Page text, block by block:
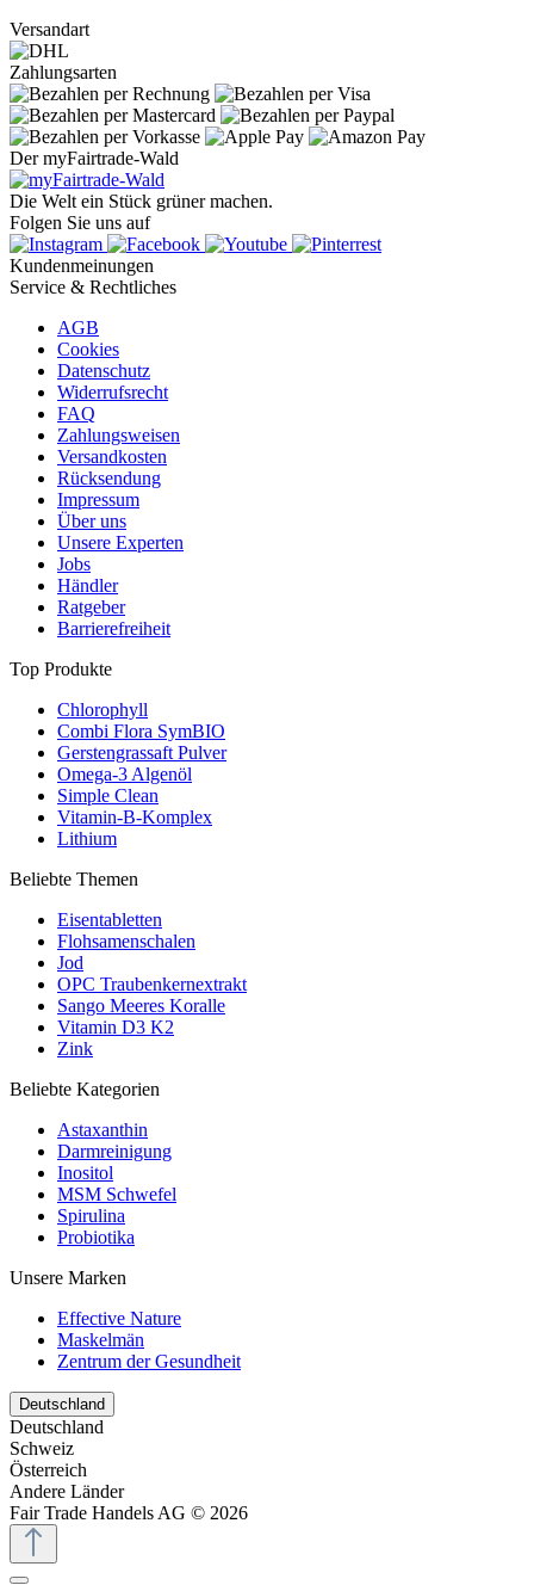
Versandart
Zahlungsarten
Der myFairtrade-Wald
Die Welt ein Stück grüner machen.
Folgen Sie uns auf
Kundenmeinungen
Service & Rechtliches
AGB
Cookies
Datenschutz
Widerrufsrecht
FAQ
Zahlungsweisen
Versandkosten
Rücksendung
Impressum
Über uns
Unsere Experten
Jobs
Händler
Ratgeber
Barrierefreiheit
Top Produkte
Chlorophyll
Combi Flora SymBIO
Gerstengrassaft Pulver
Omega-3 Algenöl
Simple Clean
Vitamin-B-Komplex
Lithium
Beliebte Themen
Eisentabletten
Flohsamenschalen
Jod
OPC Traubenkernextrakt
Sango Meeres Koralle
Vitamin D3 K2
Zink
Beliebte Kategorien
Astaxanthin
Darmreinigung
Inositol
MSM Schwefel
Spirulina
Probiotika
Unsere Marken
Effective Nature
Maskelmän
Zentrum der Gesundheit
Deutschland
Deutschland
Schweiz
Österreich
Andere Länder
Fair Trade Handels AG © 2026